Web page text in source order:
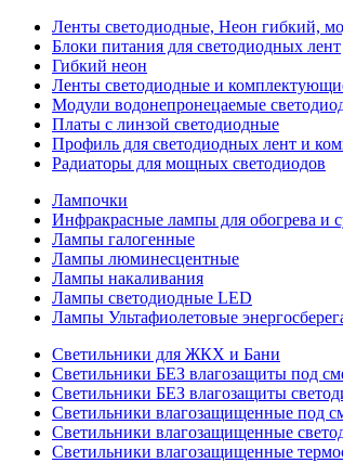
Ленты светодиодные, Неон гибкий,
Блоки питания для светодиодных лент
Гибкий неон
Ленты светодиодные и
Модули водонепронецаемые
Платы с линзой светодиодные
Профиль для светодиодных лент и
Радиаторы для мощных светодиодов
Лампочки
Инфракрасные лампы для обогрева и
Лампы галогенные
Лампы люминесцентные
Лампы накаливания
Лампы светодиодные LED
Лампы Ультафиолетовые
Светильники для ЖКХ и Бани
Светильники БЕЗ влагозащиты под
Светильники БЕЗ влагозащиты
Светильники влагозащищенные под
Светильники влагозащищенные
Светильники влагозащищенные